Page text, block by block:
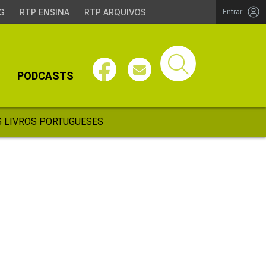
RTP ENSINA RTP ARQUIVOS Entrar
PODCASTS
LIVROS PORTUGUESES